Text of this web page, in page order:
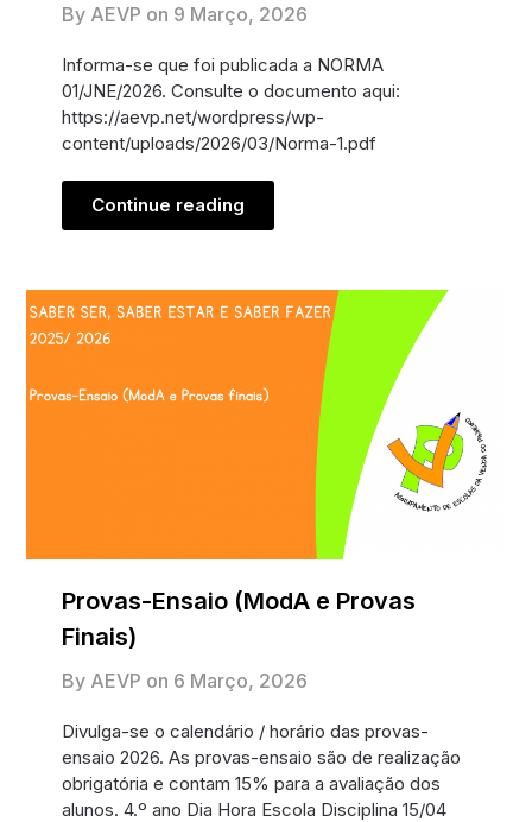
By AEVP on 9 Março, 2026
Informa-se que foi publicada a NORMA
01/JNE/2026. Consulte o documento aqui:
https://aevp.net/wordpress/wp-
content/uploads/2026/03/Norma-1.pdf
Continue reading
Provas-Ensaio (ModA e Provas
Finais)
By AEVP on 6 Março, 2026
Divulga-se o calendário / horário das provas-
ensaio 2026. As provas-ensaio são de realização
obrigatória e contam 15% para a avaliação dos
alunos. 4.º ano Dia Hora Escola Disciplina 15/04